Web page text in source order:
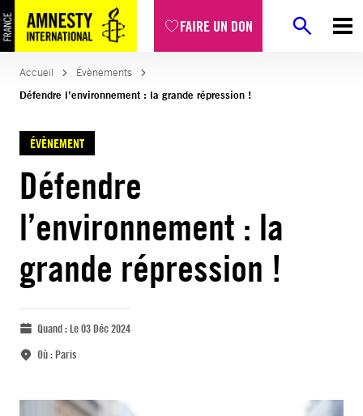
FAIRE UN DON
Accueil
Évènements
Défendre l’environnement : la grande répression !
ÉVÈNEMENT
Défendre
l’environnement : la
grande répression !
Quand :Le 03 Déc 2024
Où :Paris